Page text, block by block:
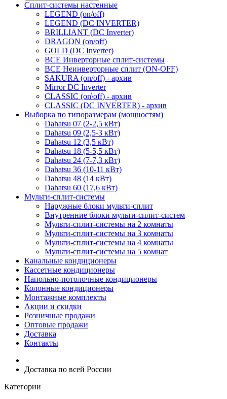
Сплит-системы настенные
LEGEND (on/off)
LEGEND (DC INVERTER)
BRILLIANT (DC Inverter)
DRAGON (on/off)
GOLD (DC Inverter)
ВСЕ Инверторные сплит-системы
ВСЕ Неинверторные сплит (ON-OFF)
SAKURA (on/off) - архив
Mirror DC Inverter
CLASSIC (on\off) - архив
CLASSIC (DC INVERTER) - архив
Выборка по типоразмерам (мощностям)
Dahatsu 07 (2-2,5 кВт)
Dahatsu 09 (2,5-3 кВт)
Dahatsu 12 (3,5 кВт)
Dahatsu 18 (5-5,5 кВт)
Dahatsu 24 (7-7,3 кВт)
Dahatsu 36 (10-11 кВт)
Dahatsu 48 (14 кВт)
Dahatsu 60 (17,6 кВт)
Мульти-сплит-системы
Наружные блоки мульти-сплит
Внутренние блоки мульти-сплит-систем
Мульти-сплит-системы на 2 комнаты
Мульти-сплит-системы на 3 комнаты
Мульти-сплит-системы на 4 комнаты
Мульти-сплит-системы на 5 комнат
Канальные кондиционеры
Кассетные кондиционеры
Напольно-потолочные кондиционеры
Колонные кондиционеры
Монтажные комплекты
Акции и скидки
Розничные продажи
Оптовые продажи
Доставка
Контакты
Доставка по всей России
Категории